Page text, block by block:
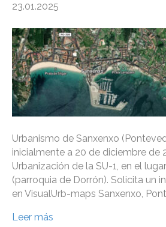
23.01.2025
Urbanismo de Sanxenxo
inicialmente a 20 de diciembre de
Urbanización de la SU-1, en el
(parroquia de Dorrón). Solicita un
en VisualUrb-maps Sanxenxo,
Leer más